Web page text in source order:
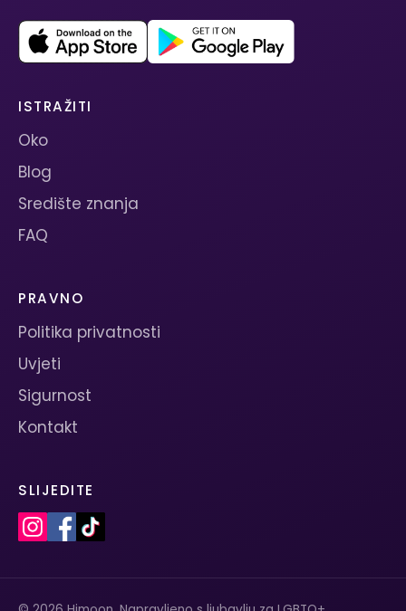
ISTRAŽITI
Oko
Blog
Središte znanja
FAQ
PRAVNO
Politika privatnosti
Uvjeti
Sigurnost
Kontakt
SLIJEDITE